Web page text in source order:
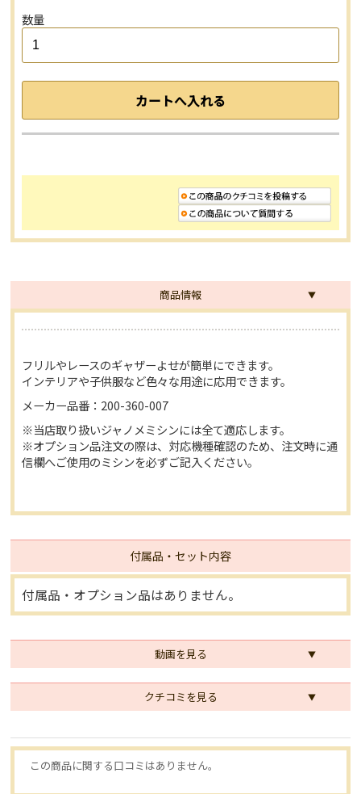
数量
商品情報
フリルやレースのギャザーよせが簡単にできます。
インテリアや子供服など色々な用途に応用できます。
メーカー品番：200-360-007
※当店取り扱いジャノメミシンには全て適応します。
※オプション品注文の際は、対応機種確認のため、注文時に通
信欄へご使用のミシンを必ずご記入ください。
付属品・セット内容
付属品・オプション品はありません。
動画を見る
クチコミを見る
この商品に関する口コミはありません。